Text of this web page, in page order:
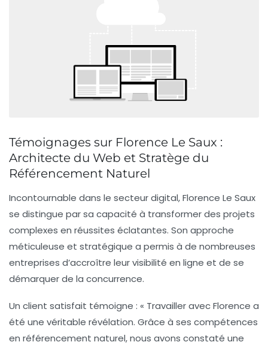
Témoignages sur Florence Le Saux :
Architecte du Web et Stratège du
Référencement Naturel
Incontournable dans le secteur digital, Florence Le Saux
se distingue par sa capacité à transformer des projets
complexes en réussites éclatantes. Son approche
méticuleuse et stratégique a permis à de nombreuses
entreprises d’accroître leurvisibilité en ligne et de se
démarquer de la concurrence.
Un client satisfait témoigne : « Travailler avec Florence a
été une véritable révélation. Grâce à ses compétences
en référencement naturel, nous avons constaté une